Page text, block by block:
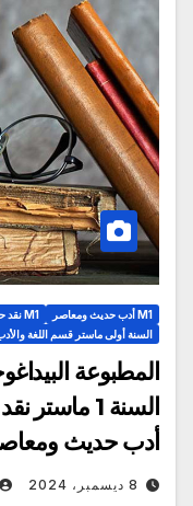
M1 أدب حديث ومعاصر
M1 نقد حديث ومعاصر
السنة أولى ماستر قسم اللغة
المطبوعة
أدب حديث ومعاصر س2
8 ديسمبر، 2024